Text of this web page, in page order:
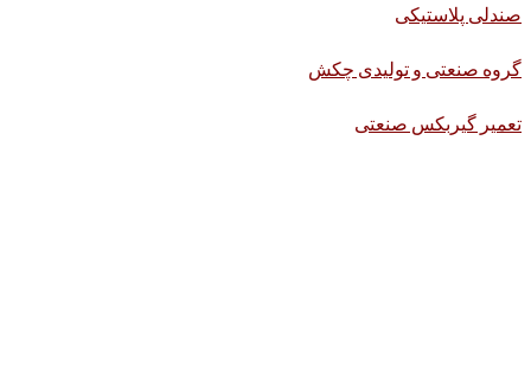
صندلی پلاستیکی
گروه صنعتی و تولیدی چکش
تعمیر گیربکس صنعتی